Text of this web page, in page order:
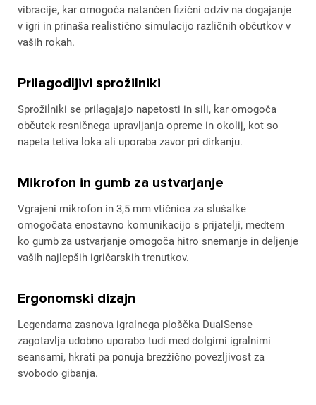
vibracije, kar omogoča natančen fizični odziv na dogajanje
v igri in prinaša realistično simulacijo različnih občutkov v
vaših rokah.
Prilagodljivi sprožilniki
Sprožilniki se prilagajajo napetosti in sili, kar omogoča
občutek resničnega upravljanja opreme in okolij, kot so
napeta tetiva loka ali uporaba zavor pri dirkanju.
Mikrofon in gumb za ustvarjanje
Vgrajeni mikrofon in 3,5 mm vtičnica za slušalke
omogočata enostavno komunikacijo s prijatelji, medtem
ko gumb za ustvarjanje omogoča hitro snemanje in deljenje
vaših najlepših igričarskih trenutkov.
Ergonomski dizajn
Legendarna zasnova igralnega ploščka DualSense
zagotavlja udobno uporabo tudi med dolgimi igralnimi
seansami, hkrati pa ponuja brezžično povezljivost za
svobodo gibanja.